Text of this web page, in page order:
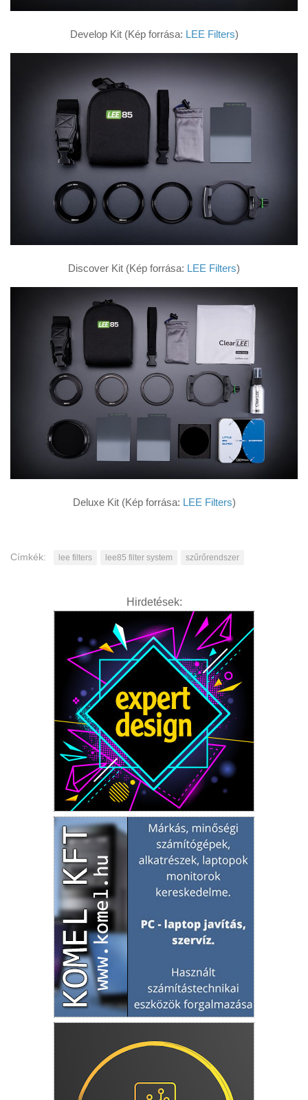
Develop Kit (Kép forrása: LEE Filters)
Discover Kit (Kép forrása: LEE Filters)
Deluxe Kit (Kép forrása: LEE Filters)
Címkék: lee filters lee85 filter system szűrőrendszer
Hirdetések: